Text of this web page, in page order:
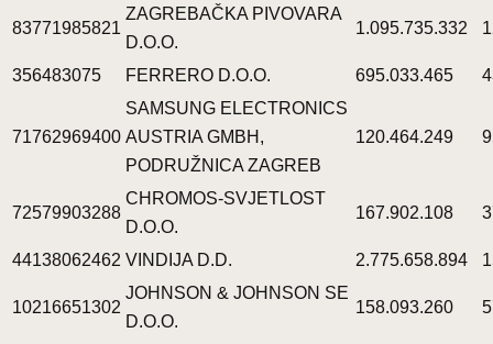
83771985821
ZAGREBAČKA PIVOVARA
D.O.O.
1.095.735.332
356483075 FERRERO D.O.O. 695.033.465
71762969400
SAMSUNG ELECTRONICS
AUSTRIA GMBH,
PODRUŽNICA ZAGREB
120.464.249
72579903288
CHROMOS-SVJETLOST
D.O.O.
167.902.108
44138062462 VINDIJA D.D. 2.775.658.894
10216651302
JOHNSON & JOHNSON SE
D.O.O.
158.093.260